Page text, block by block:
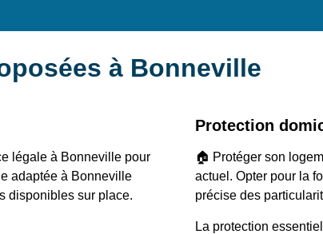
à Bonneville
légale à Bonneville pour
adaptée à Bonneville
disponibles sur place.
Protection
🏠 Protéger son
actuel. Opter pour la
précise des
La protection